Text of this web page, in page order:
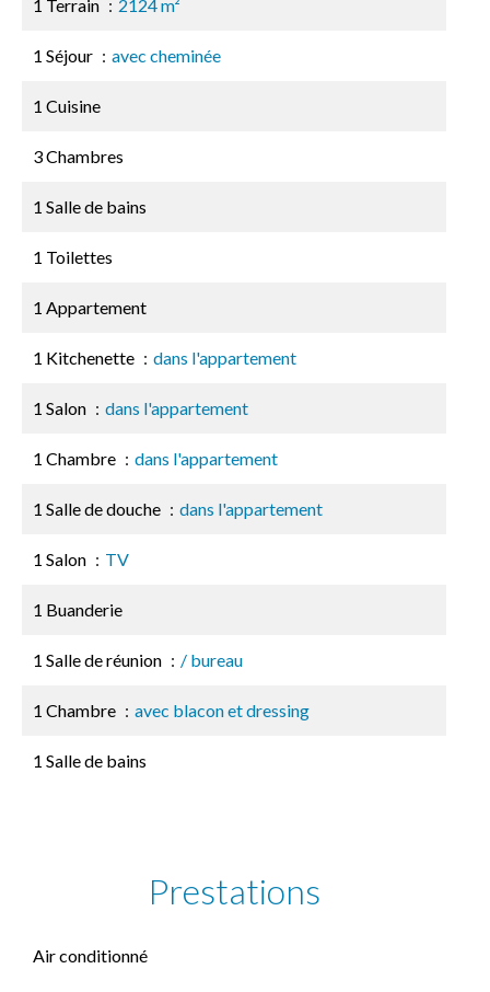
1 Terrain 2124 m²
1 Séjour avec cheminée
1 Cuisine
3 Chambres
1 Salle de bains
1 Toilettes
1 Appartement
1 Kitchenette dans l'appartement
1 Salon dans l'appartement
1 Chambre dans l'appartement
1 Salle de douche dans l'appartement
1 Salon TV
1 Buanderie
1 Salle de réunion / bureau
1 Chambre avec blacon et dressing
1 Salle de bains
Prestations
Air conditionné